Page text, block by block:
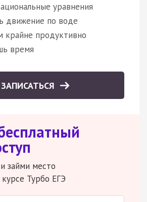
уравнения
движение по воде
крайне продуктивно
время
ЗАПИСАТЬСЯ
займи место
Турбо ЕГЭ